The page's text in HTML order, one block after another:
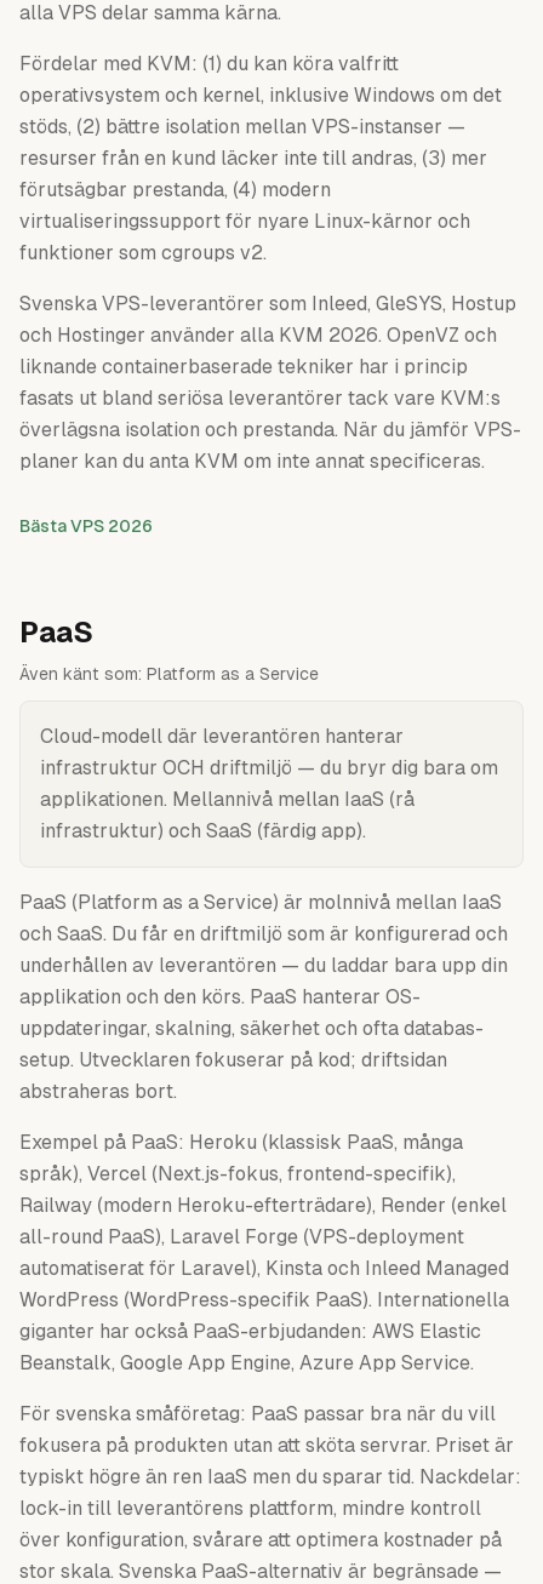
alla VPS delar samma kärna.
Fördelar med KVM: (1) du kan köra valfritt
operativsystem och kernel, inklusive Windows om det
stöds, (2) bättre isolation mellan VPS-instanser —
resurser från en kund läcker inte till andras, (3) mer
förutsägbar prestanda, (4) modern
virtualiseringssupport för nyare Linux-kärnor och
funktioner som cgroups v2.
Svenska VPS-leverantörer som Inleed, GleSYS, Hostup
och Hostinger använder alla KVM 2026. OpenVZ och
liknande containerbaserade tekniker har i princip
fasats ut bland seriösa leverantörer tack vare KVM:s
överlägsna isolation och prestanda. När du jämför VPS-
planer kan du anta KVM om inte annat specificeras.
Bästa VPS 2026
PaaS
Även känt som: Platform as a Service
Cloud-modell där leverantören hanterar
infrastruktur OCH driftmiljö — du bryr dig bara om
applikationen. Mellannivå mellan IaaS (rå
infrastruktur) och SaaS (färdig app).
PaaS (Platform as a Service) är molnnivå mellan IaaS
och SaaS. Du får en driftmiljö som är konfigurerad och
underhållen av leverantören — du laddar bara upp din
applikation och den körs. PaaS hanterar OS-
uppdateringar, skalning, säkerhet och ofta databas-
setup. Utvecklaren fokuserar på kod; driftsidan
abstraheras bort.
Exempel på PaaS: Heroku (klassisk PaaS, många
språk), Vercel (Next.js-fokus, frontend-specifik),
Railway (modern Heroku-efterträdare), Render (enkel
all-round PaaS), Laravel Forge (VPS-deployment
automatiserat för Laravel), Kinsta och Inleed Managed
WordPress (WordPress-specifik PaaS). Internationella
giganter har också PaaS-erbjudanden: AWS Elastic
Beanstalk, Google App Engine, Azure App Service.
För svenska småföretag: PaaS passar bra när du vill
fokusera på produkten utan att sköta servrar. Priset är
typiskt högre än ren IaaS men du sparar tid. Nackdelar:
lock-in till leverantörens plattform, mindre kontroll
över konfiguration, svårare att optimera kostnader på
stor skala. Svenska PaaS-alternativ är begränsade —